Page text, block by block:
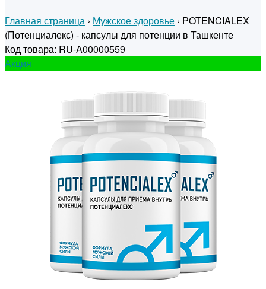
Главная страница › Мужское здоровье › POTENCIALEX
(Потенциалекс) - капсулы для потенции в Ташкенте
Код товара: RU-A00000559
Акция